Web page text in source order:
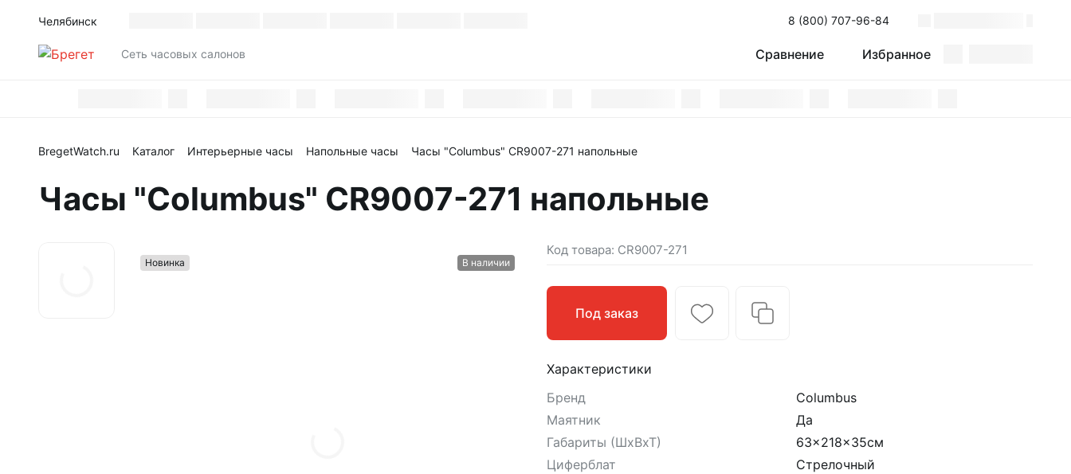
Поиск Сравнение
Челябинск 8 (800) 707-96-84
Cеть часовых салонов Сравнение Избранное
BregetWatch.ru Каталог Интерьерные часы Напольные часы Часы "Columbus" CR9007-271 напольные
Часы "Columbus" CR9007-271 напольные
Новинка В наличии
Код товара: CR9007-271
Под заказ
Характеристики
Бренд
Columbus
Маятник
Да
Габариты (ШхВхТ)
63x218x35см
Циферблат
Стрелочный